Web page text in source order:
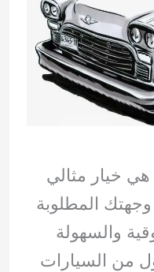
خيار مثالي
المطلوبة
والسهولة
من السيارات